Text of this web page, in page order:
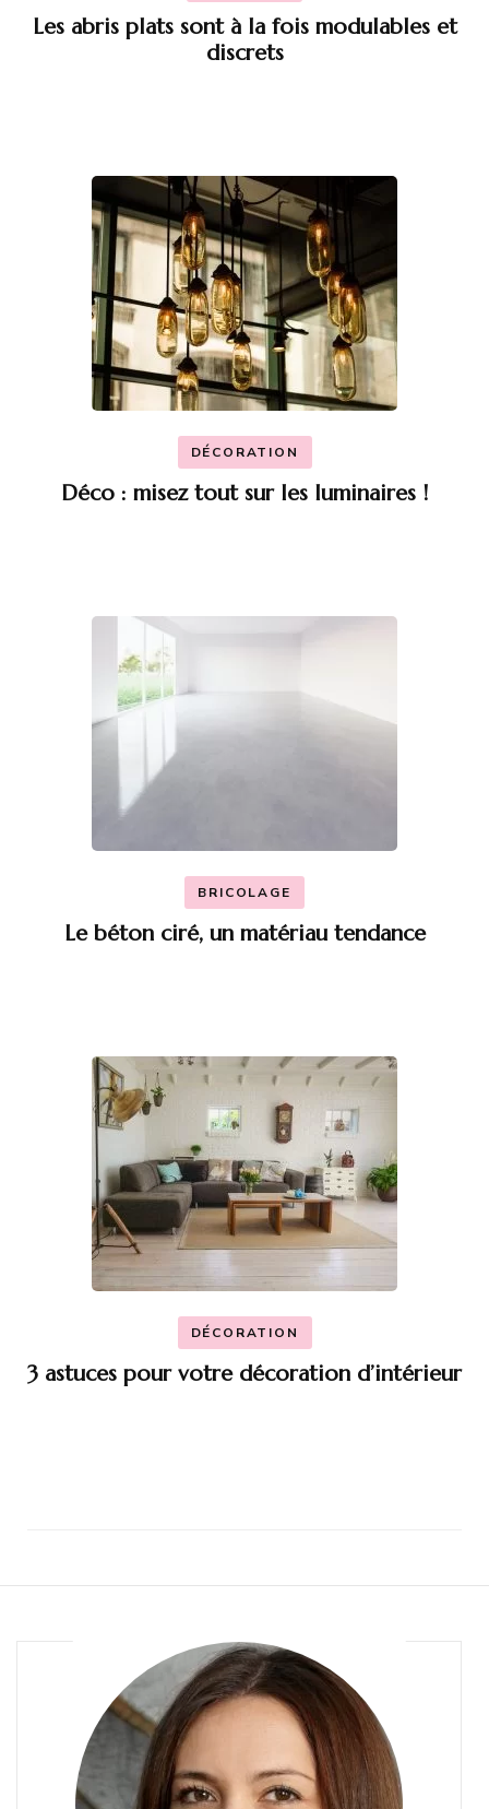
Les abris plats sont à la fois modulables et
discrets
DÉCORATION
Déco : misez tout sur les luminaires !
BRICOLAGE
Le béton ciré, un matériau tendance
DÉCORATION
3 astuces pour votre décoration d’intérieur